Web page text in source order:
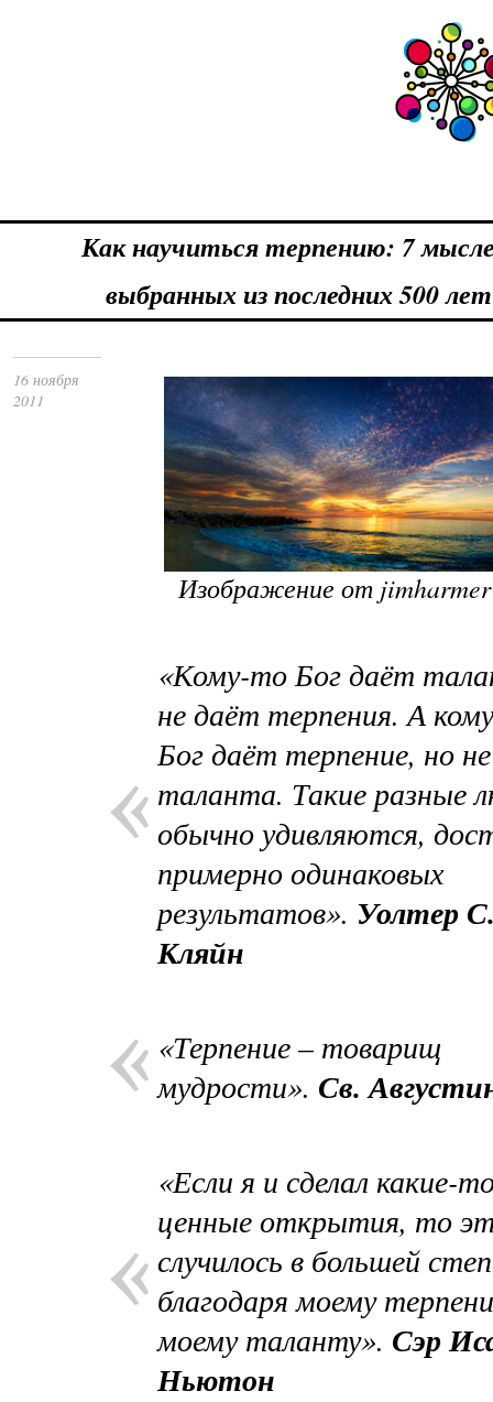
Как научиться терпению: 7
выбранных из последних 500 лет
16 ноября
2011
Изображение от
«Кому-то Бог даёт
не даёт терпения. А
Бог даёт терпение, но
таланта. Такие разные
обычно удивляются,
примерно одинаковых
результатов». Уолтер
Кляйн
«Терпение – товарищ
мудрости». Св.
«Если я и сделал какие-
ценные открытия, то
случилось в большей
благодаря моему
моему таланту». Сэр
Ньютон